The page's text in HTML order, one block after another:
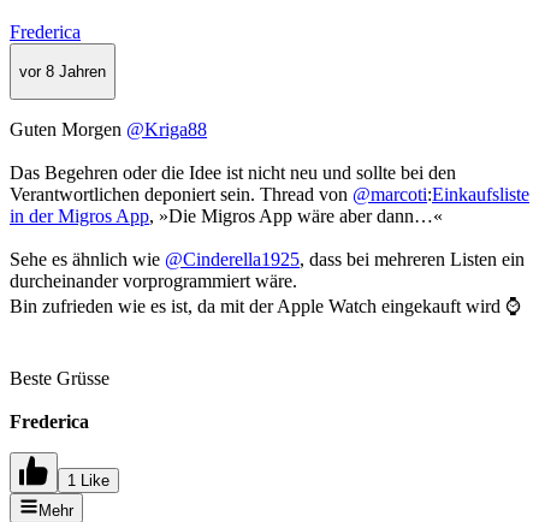
Frederica
vor 8 Jahren
Guten Morgen @Kriga88
Das Begehren oder die Idee ist nicht neu und sollte bei den
Verantwortlichen deponiert sein. Thread von @marcoti:Einkaufsliste
in der Migros App, »Die Migros App wäre aber dann…«
Sehe es ähnlich wie @Cinderella1925, dass bei mehreren Listen ein
durcheinander vorprogrammiert wäre.
Bin zufrieden wie es ist, da mit der Apple Watch eingekauft wird ⌚️
Beste Grüsse
Frederica
1 Like
Mehr